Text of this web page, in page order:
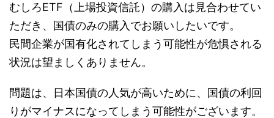
むしろETF（上場投資信託）の購入は見合わせてい
ただき、国債のみの購入でお願いしたいです。
民間企業が国有化されてしまう可能性が危惧される
状況は望ましくありません。
問題は、日本国債の人気が高いために、国債の利回
りがマイナスになってしまう可能性がございます。